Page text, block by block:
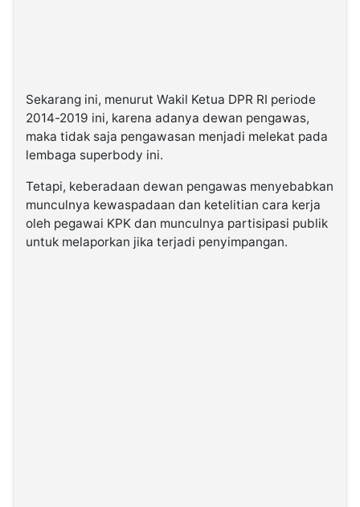
Sekarang ini, menurut Wakil Ketua DPR RI periode
2014-2019 ini, karena adanya dewan pengawas,
maka tidak saja pengawasan menjadi melekat pada
lembaga superbody ini.
Tetapi, keberadaan dewan pengawas menyebabkan
munculnya kewaspadaan dan ketelitian cara kerja
oleh pegawai KPK dan munculnya partisipasi publik
untuk melaporkan jika terjadi penyimpangan.